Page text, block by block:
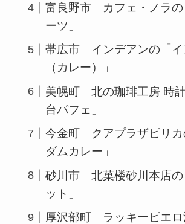
富良野市 カフェ・ノラの
ーツ」
帯広市 インデアンの「イ
（カレー）」
美幌町 北の珈琲工房 時
台パフェ」
今金町 クアプラザピリカ
ダムカレー」
砂川市 北菓楼砂川本店の
ット」
厚沢部町 ラッキーピエロ